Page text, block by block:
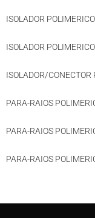
ISOLADOR
ISOLADOR
ISOLADOR/
PARA-RAIOS
PARA-RAIOS
PARA-RAIOS